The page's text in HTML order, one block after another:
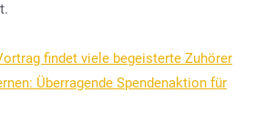
findet viele begeisterte Zuhörer
Überragende Spendenaktion für